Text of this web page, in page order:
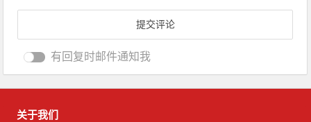
有回复时邮件通知我
关于我们